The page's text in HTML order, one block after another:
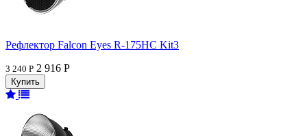
Рефлектор Falcon Eyes R-175HC Kit3
3 240 Р 2 916 Р